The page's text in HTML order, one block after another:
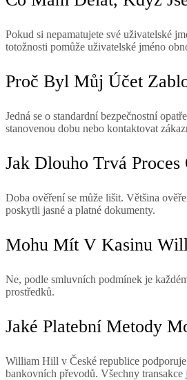
Pokud si nepamatujete své uživatelské
totožnosti pomůže uživatelské jméno
Proč Byl Můj Účet
Jedná se o standardní bezpečnostní
stanovenou dobu nebo kontaktovat
Jak Dlouho Trvá
Doba ověření se může lišit. Většina
poskytli jasné a platné dokumenty.
Mohu Mít V Kasinu
Ne, podle smluvních podmínek je
prostředků.
Jaké Platební Metody
William Hill v České republice
bankovních převodů. Všechny